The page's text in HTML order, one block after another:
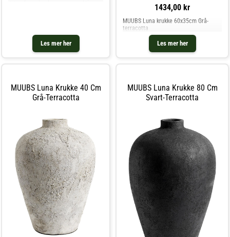
Les mer her
1434,00 kr
Les mer her
MUUBS Luna krukke 60x35cm Grå-
terracotta
MUUBS Luna Krukke 40 Cm
Grå-Terracotta
MUUBS Luna Krukke 80 Cm
Svart-Terracotta